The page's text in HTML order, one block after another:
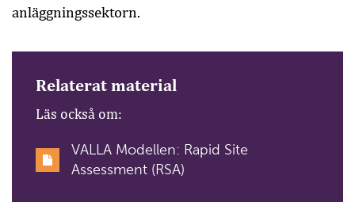
anläggningssektorn.
Relaterat material
Läs också om:
VALLA Modellen: Rapid Site
Assessment (RSA)